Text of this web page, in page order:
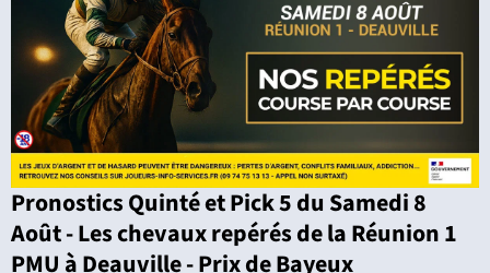
Pronostics Quinté et Pick 5 du Samedi 8
Août - Les chevaux repérés de la Réunion 1
PMU à Deauville - Prix de Bayeux